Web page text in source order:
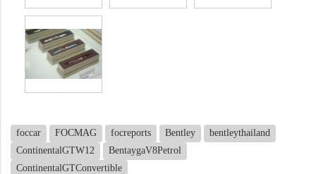
foccar FOCMAG focreports Bentley
bentleythailand
ContinentalGTW12
BentaygaV8Petrol
ContinentalGTConvertible